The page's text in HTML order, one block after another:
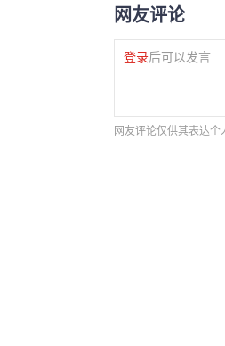
网友评论
登录后可以发言
网友评论仅供其表达